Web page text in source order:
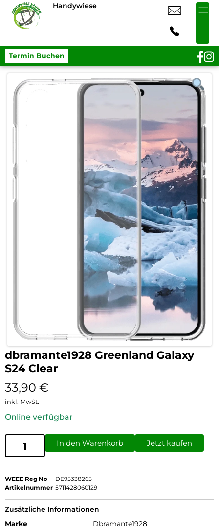
Handywiese
Termin Buchen
dbramante1928 Greenland Galaxy
S24 Clear
33,90 €
inkl. MwSt.
Online verfügbar
In den Warenkorb Jetzt kaufen
WEEE Reg No
DE95338265
Artikelnummer 5711428060129
Zusätzliche Informationen
Marke
Dbramante1928